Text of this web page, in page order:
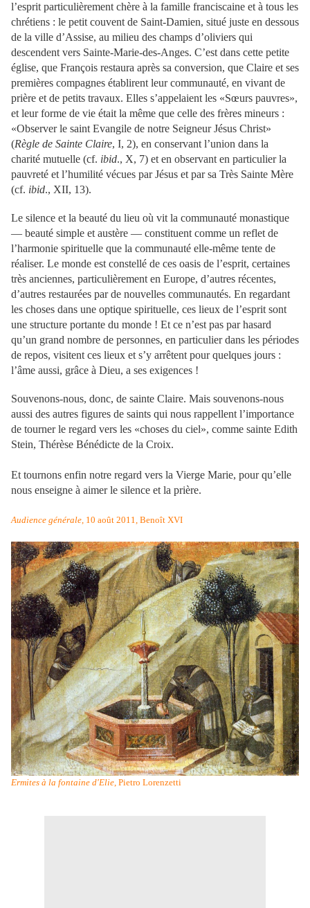
l’esprit particulièrement chère à la famille franciscaine et à tous les
chrétiens : le petit couvent de Saint-Damien, situé juste en dessous
de la ville d’Assise, au milieu des champs d’oliviers qui
descendent vers Sainte-Marie-des-Anges. C’est dans cette petite
église, que François restaura après sa conversion, que Claire et ses
premières compagnes établirent leur communauté, en vivant de
prière et de petits travaux. Elles s’appelaient les «Sœurs pauvres»,
et leur forme de vie était la même que celle des frères mineurs :
«Observer le saint Evangile de notre Seigneur Jésus Christ»
(Règle de Sainte Claire, I, 2), en conservant l’union dans la
charité mutuelle (cf. ibid., X, 7) et en observant en particulier la
pauvreté et l’humilité vécues par Jésus et par sa Très Sainte Mère
(cf. ibid., XII, 13).
Le silence et la beauté du lieu où vit la communauté monastique
— beauté simple et austère — constituent comme un reflet de
l’harmonie spirituelle que la communauté elle-même tente de
réaliser. Le monde est constellé de ces oasis de l’esprit, certaines
très anciennes, particulièrement en Europe, d’autres récentes,
d’autres restaurées par de nouvelles communautés. En regardant
les choses dans une optique spirituelle, ces lieux de l’esprit sont
une structure portante du monde ! Et ce n’est pas par hasard
qu’un grand nombre de personnes, en particulier dans les périodes
de repos, visitent ces lieux et s’y arrêtent pour quelques jours :
l’âme aussi, grâce à Dieu, a ses exigences !
Souvenons-nous, donc, de sainte Claire. Mais souvenons-nous
aussi des autres figures de saints qui nous rappellent l’importance
de tourner le regard vers les «choses du ciel», comme sainte Edith
Stein, Thérèse Bénédicte de la Croix.
Et tournons enfin notre regard vers la Vierge Marie, pour qu’elle
nous enseigne à aimer le silence et la prière.
Audience générale, 10 août 2011, Benoît XVI
Ermites à la fontaine d'Elie , Pietro Lorenzetti